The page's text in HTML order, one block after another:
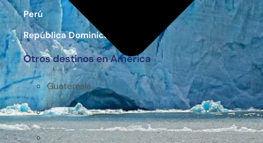
Perú
República Dominicana
Otros destinos en América
Guatemala